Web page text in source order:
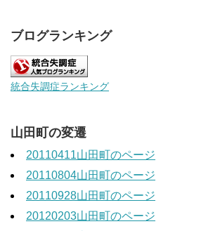
ブログランキング
統合失調症ランキング
山田町の変遷
20110411山田町のページ
20110804山田町のページ
20110928山田町のページ
20120203山田町のページ